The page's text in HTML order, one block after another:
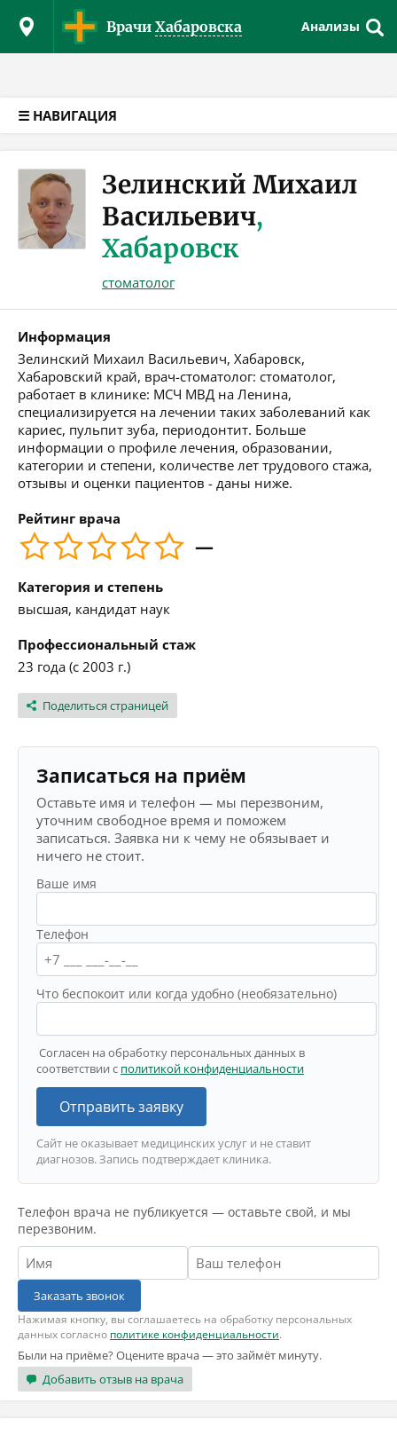
Врачи Хабаровска Анализы
☰ НАВИГАЦИЯ
Зелинский Михаил
Васильевич,
Хабаровск
стоматолог
Информация
Зелинский Михаил Васильевич, Хабаровск,
Хабаровский край, врач-стоматолог: стоматолог,
работает в клинике: МСЧ МВД на Ленина,
специализируется на лечении таких заболеваний как
кариес, пульпит зуба, периодонтит. Больше
информации о профиле лечения, образовании,
категории и степени, количестве лет трудового стажа,
отзывы и оценки пациентов - даны ниже.
Рейтинг врача
—
Категория и степень
высшая, кандидат наук
Профессиональный стаж
23 года (с 2003 г.)
Поделиться страницей
Записаться на приём
Оставьте имя и телефон — мы перезвоним,
уточним свободное время и поможем
записаться. Заявка ни к чему не обязывает и
ничего не стоит.
Ваше имя
Телефон
Что беспокоит или когда удобно (необязательно)
Согласен на обработку персональных данных в
соответствии с политикой конфиденциальности
Отправить заявку
Сайт не оказывает медицинских услуг и не ставит
диагнозов. Запись подтверждает клиника.
Телефон врача не публикуется — оставьте свой, и мы
перезвоним.
Заказать звонок
Нажимая кнопку, вы соглашаетесь на обработку персональных
данных согласно политике конфиденциальности.
Были на приёме? Оцените врача — это займёт минуту.
Добавить отзыв на врача